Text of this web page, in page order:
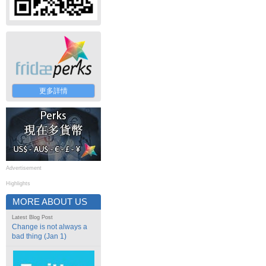
更多詳情
Advertisement
Highlights
MORE ABOUT US
Latest Blog Post
Change is not always a
bad thing (Jan 1)